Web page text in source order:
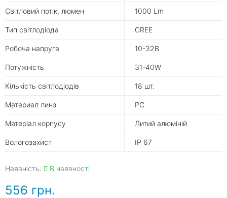
Світловий потік, люмен 1000 Lm
Тип світлодіода CREE
Робоча напруга 10-32В
Потужність 31-40W
Кількість світлодіодів 18 шт.
Материал линз PC
Матеріал корпусу Литий алюміній
Вологозахист IP 67
Наявність: В наявності
556 грн.